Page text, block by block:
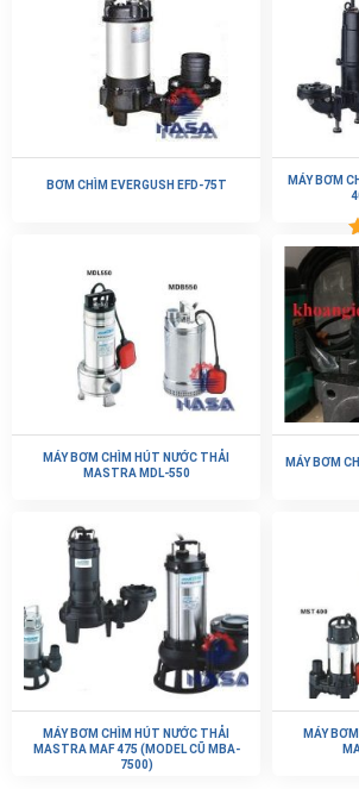
BƠM CHÌM EVERGUSH EFD-75T
MÁY BƠM
MÁY BƠM CHÌM HÚT NƯỚC THẢI
MASTRA MDL-550
MÁY BƠM
MÁY BƠM CHÌM HÚT NƯỚC THẢI
MASTRA MAF 475 (MODEL CŨ MBA-
7500)
MÁY